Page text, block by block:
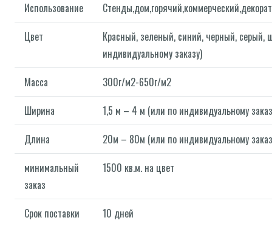
Использование
Цвет
Красный, зеленый, синий, черный, серый,
индивидуальному заказу)
Масса
300г/м2-650г/м2
Ширина
1,5 м – 4 м (или по индивидуальному
Длина
20м – 80м (или по индивидуальному
минимальный
заказ
1500 кв.м. на цвет
Срок поставки 10 дней